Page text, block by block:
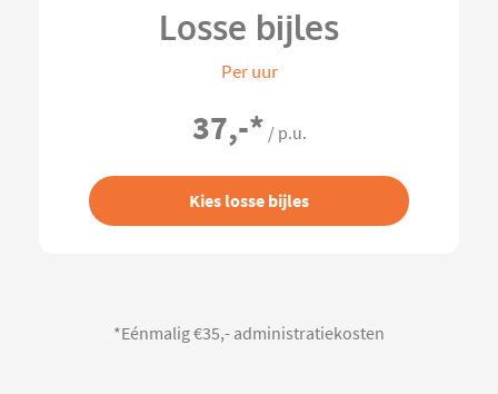
Losse bijles
Per uur
37,-* / p.u.
Kies losse bijles
*Eénmalig €35,- administratiekosten